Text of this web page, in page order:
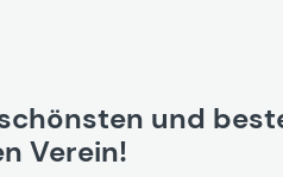
und
Verein!